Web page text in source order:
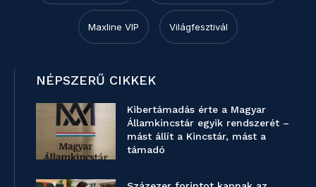
Maxline VIP Világfesztivál
NÉPSZERŰ CIKKEK
Kibertámadás érte a Magyar
Államkincstár egyik rendszerét –
mást állít a Kincstár, mást a
támadó